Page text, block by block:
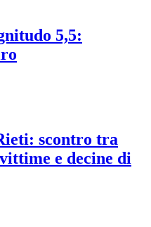
5,5:
scontro tra
e decine di